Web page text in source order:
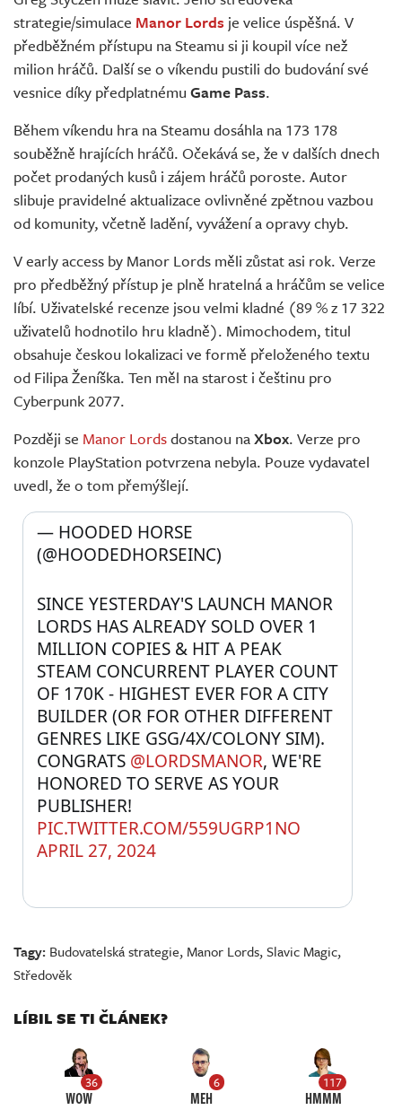
Živě
strategie/simulace Manor Lords je velice úspěšná. V
předběžném přístupu na Steamu si ji koupil více než
milion hráčů. Další se o víkendu pustili do budování své
vesnice díky předplatnému Game Pass.
Během víkendu hra na Steamu dosáhla na 173 178
souběžně hrajících hráčů. Očekává se, že v dalších dnech
počet prodaných kusů i zájem hráčů poroste. Autor
slibuje pravidelné aktualizace ovlivněné zpětnou vazbou
od komunity, včetně ladění, vyvážení a opravy chyb.
V early access by Manor Lords měli zůstat asi rok. Verze
pro předběžný přístup je plně hratelná a hráčům se velice
líbí. Uživatelské recenze jsou velmi kladné (89 % z 17 322
uživatelů hodnotilo hru kladně). Mimochodem, titul
obsahuje českou lokalizaci ve formě přeloženého textu
od Filipa Ženíška. Ten měl na starost i češtinu pro
Cyberpunk 2077.
Později se Manor Lordsdostanou naXbox. Verze pro
konzole PlayStation potvrzena nebyla. Pouze vydavatel
uvedl, že o tom přemýšlejí.
SINCE YESTERDAY'S LAUNCH MANOR
LORDS HAS ALREADY SOLD OVER 1
MILLION COPIES & HIT A PEAK
STEAM CONCURRENT PLAYER COUNT
OF 170K - HIGHEST EVER FOR A CITY
BUILDER (OR FOR OTHER DIFFERENT
GENRES LIKE GSG/4X/COLONY SIM).
CONGRATS @LORDSMANOR, WE'RE
HONORED TO SERVE AS YOUR
PIC.TWITTER.COM/559UGRP1NO
— HOODED HORSE
(@HOODEDHORSEINC)
APRIL 27, 2024
Tagy: Budovatelská strategie, Manor Lords,Slavic Magic,
Středověk
LÍBIL SE TI ČLÁNEK?
36
WOW
6
MEH
117
HMMM